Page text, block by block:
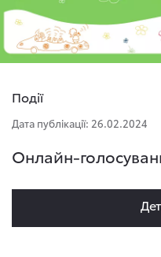
Події
Дата публікації: 26.02.2024
Онлайн-